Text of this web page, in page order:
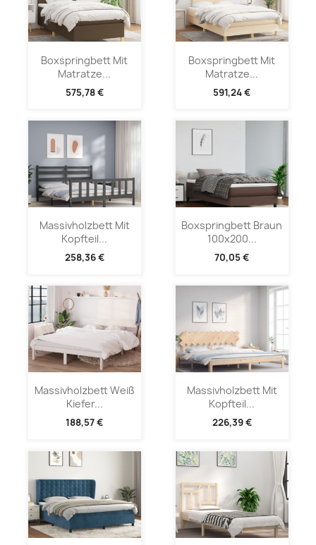
Boxspringbett Mit
Matratze...
575,78 €
Boxspringbett Mit
Matratze...
591,24 €
Massivholzbett Mit
Kopfteil...
258,36 €
Boxspringbett Braun
100x200...
70,05 €
Massivholzbett Weiß
Kiefer...
188,57 €
Massivholzbett Mit
Kopfteil...
226,39 €